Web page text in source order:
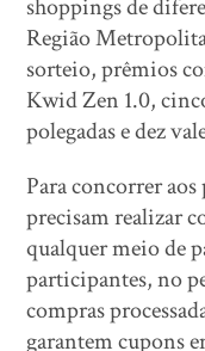
shoppings de
Região
sorteio, prêmios
Kwid Zen 1.0,
polegadas e dez
Para concorrer
precisam realizar
qualquer meio de
participantes, no
compras
garantem cupons